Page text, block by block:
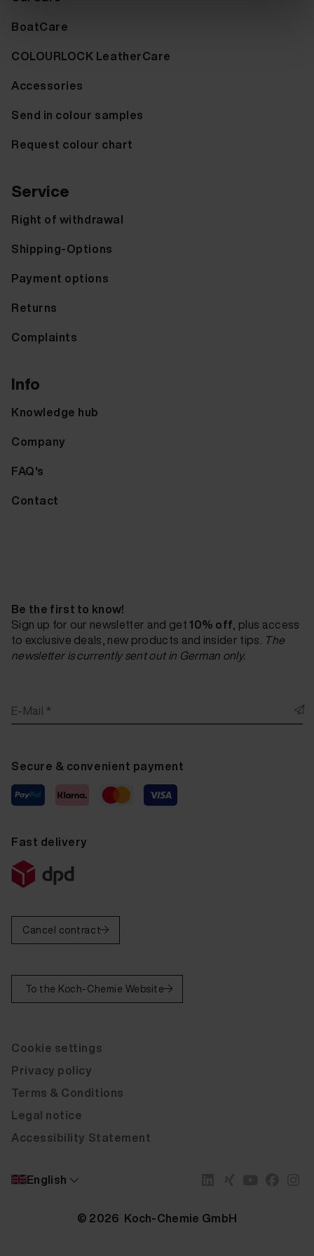
BoatCare
COLOURLOCK LeatherCare
Accessories
Send in colour samples
Request colour chart
Service
Right of withdrawal
Shipping-Options
Payment options
Returns
Complaints
Info
Knowledge hub
Company
FAQ's
Contact
Be the first to know!
Sign up for our newsletter and get10% off, plus access
to exclusive deals, new products and insider tips. The
newsletter is currently sent out in German only.
E-Mail *
Secure & convenient payment
Fast delivery
Cancel contract
To the Koch-Chemie Website
English
© 2026 Koch-Chemie GmbH
Cookie settings
Privacy policy
Terms & Conditions
Legal notice
Accessibility Statement